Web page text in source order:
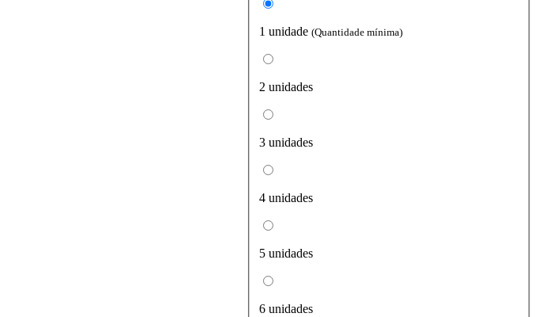
1 unidade (Quantidade mínima)
2 unidades
3 unidades
4 unidades
5 unidades
6 unidades